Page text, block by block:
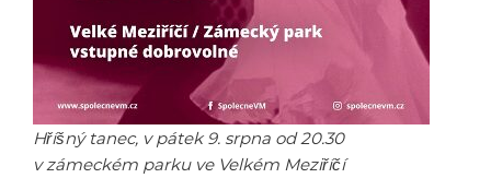
Hříšný tanec, v pátek 9. srpna od 20.30
v zámeckém parku ve Velkém Meziříčí